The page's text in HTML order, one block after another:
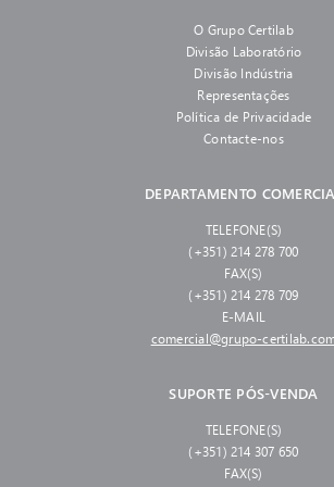
do banco de ensaio para a
realização de ensaios e
O Grupo Certilab
Divisão Laboratório
Divisão Indústria
Representações
Política de Privacidade
Contacte-nos
DEPARTAMENTO
TELEFONE(S)
(+351) 214 278 700
FAX(S)
(+351) 214 278 709
E-MAIL
comercial@grupo-
SUPORTE PÓS-VENDA
TELEFONE(S)
(+351) 214 307 650
FAX(S)